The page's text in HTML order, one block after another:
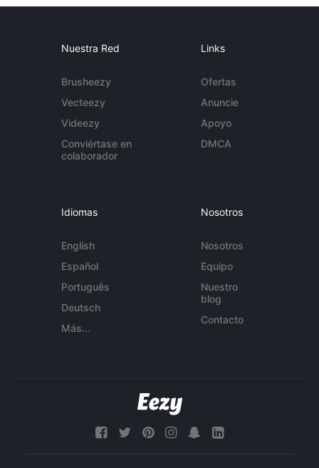
Nuestra Red
Brusheezy
Vecteezy
Videezy
Conviértase en
colaborador
Links
Ofertas
Anuncie
Apoyo
DMCA
Idiomas
English
Español
Português
Deutsch
Más...
Nosotros
Nosotros
Equipo
Nuestro
blog
Contacto